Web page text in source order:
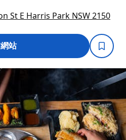
St E Harris Park NSW 2150
站